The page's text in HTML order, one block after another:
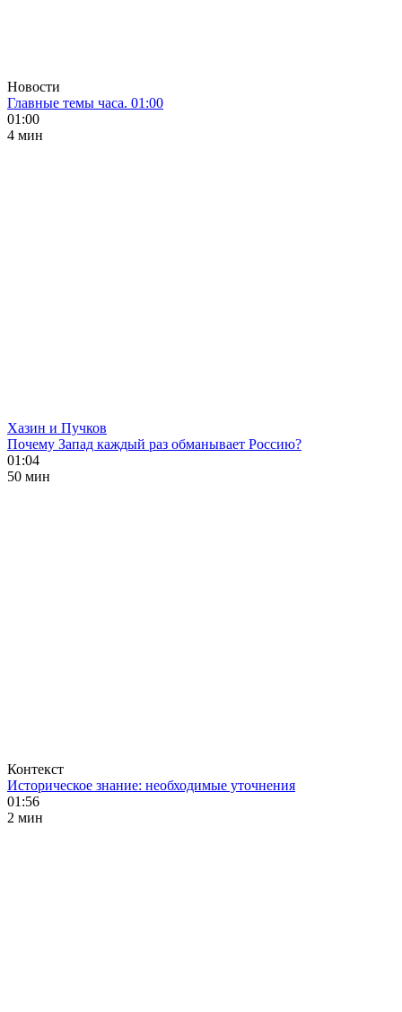
Новости
Главные темы часа. 01:00
01:00
4 мин
Хазин и Пучков
Почему Запад каждый раз обманывает Россию?
01:04
50 мин
Контекст
Историческое знание: необходимые уточнения
01:56
2 мин